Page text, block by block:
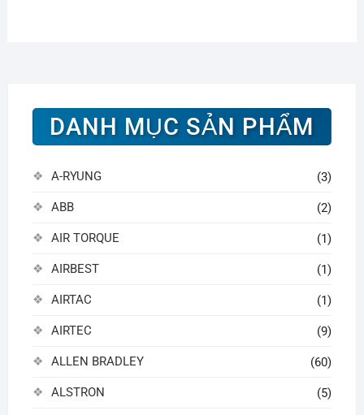
DANH MỤC SẢN PHẨM
A-RYUNG (3)
ABB (2)
AIR TORQUE (1)
AIRBEST (1)
AIRTAC (1)
AIRTEC (9)
ALLEN BRADLEY (60)
ALSTRON (5)